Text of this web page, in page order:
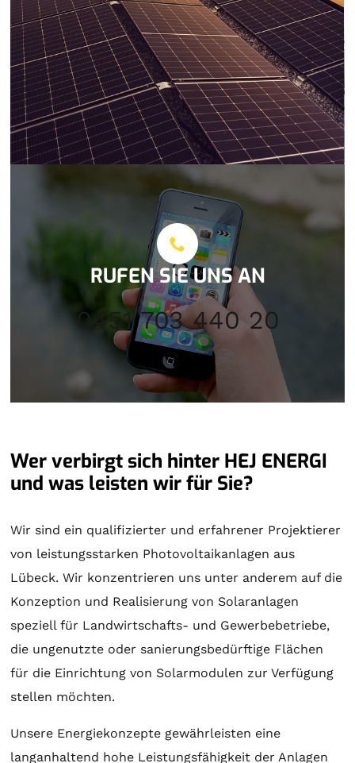
RUFEN SIE UNS AN
0451 703 440 20
Wer verbirgt sich hinter HEJ ENERGI
und was leisten wir für Sie?
Wir sind ein qualifizierter und erfahrener Projektierer
von leistungsstarken Photovoltaikanlagen aus
Lübeck. Wir konzentrieren uns unter anderem auf die
Konzeption und Realisierung von Solaranlagen
speziell für Landwirtschafts- und Gewerbebetriebe,
die ungenutzte oder sanierungsbedürftige Flächen
für die Einrichtung von Solarmodulen zur Verfügung
stellen möchten.
Unsere Energiekonzepte gewährleisten eine
langanhaltend hohe Leistungsfähigkeit der Anlagen